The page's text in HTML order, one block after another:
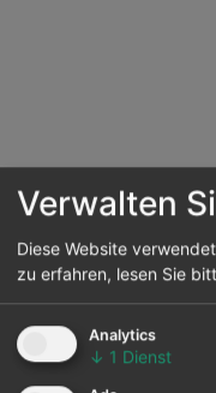
Verwalten
Diese Website
zu erfahren, lesen Sie
Analytics
↓ 1 Dienst